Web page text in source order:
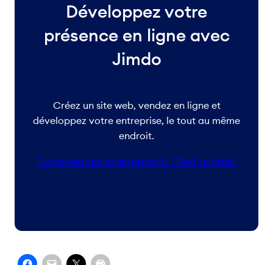
Développez votre
présence en ligne avec
Jimdo
Créez un site web, vendez en ligne et
développez votre entreprise, le tout au même
endroit.
Commencez maintenant. C’est gratuit.